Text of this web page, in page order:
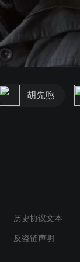
胡先煦
历史协议文本
反盗链声明